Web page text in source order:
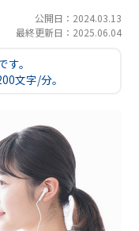
公開日：2024.03.13
最終更新日：2025.06.04
。
文字/分。